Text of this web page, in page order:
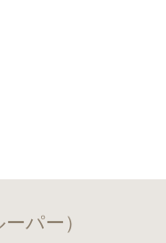
パー）